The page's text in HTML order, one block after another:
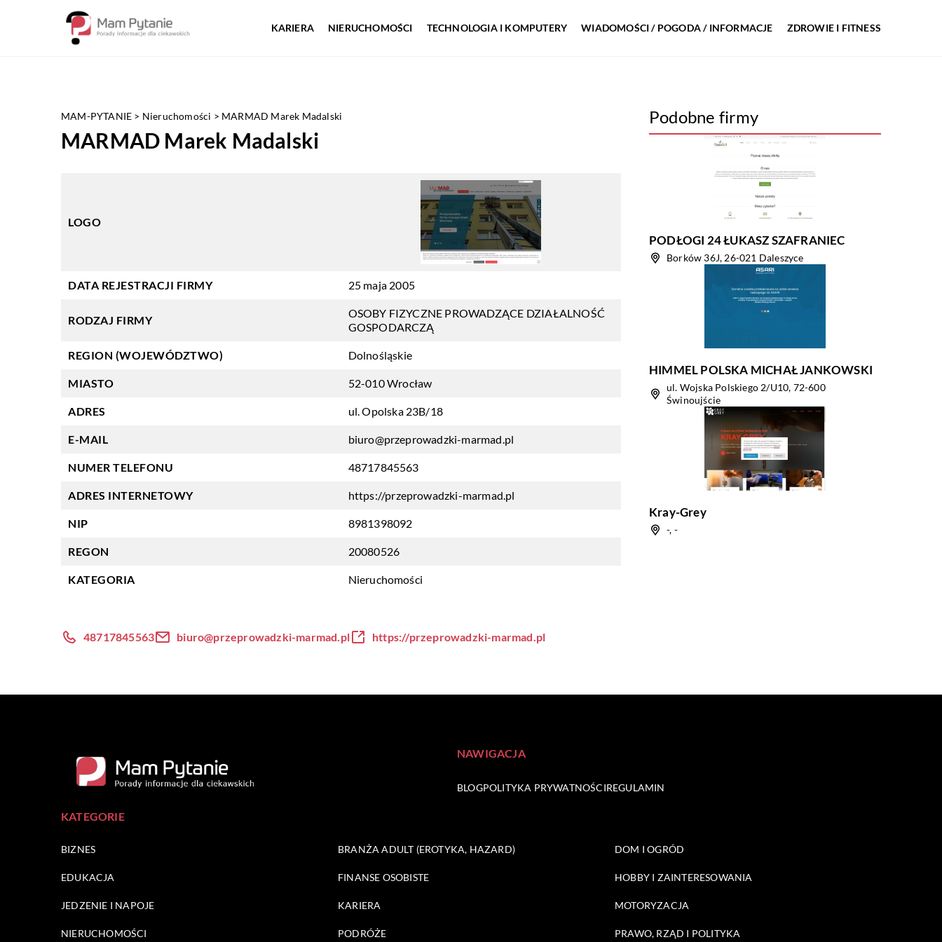
KARIERA NIERUCHOMOŚCI TECHNOLOGIA I KOMPUTERY WIADOMOŚCI / POGODA / INFORMACJE ZDROWIE I FITNESS
MAM-PYTANIE > Nieruchomości > MARMAD Marek Madalski
MARMAD Marek Madalski
LOGO
DATA REJESTRACJI FIRMY 25 maja 2005
RODZAJ FIRMY
OSOBY FIZYCZNE PROWADZĄCE DZIAŁALNOŚĆ
GOSPODARCZĄ
REGION (WOJEWÓDZTWO) Dolnośląskie
MIASTO 52-010 Wrocław
ADRES ul. Opolska 23B/18
E-MAIL biuro@przeprowadzki-marmad.pl
NUMER TELEFONU 48717845563
ADRES INTERNETOWY https://przeprowadzki-marmad.pl
NIP 8981398092
REGON 20080526
KATEGORIA Nieruchomości
Podobne firmy
PODŁOGI 24 ŁUKASZ SZAFRANIEC
Borków 36J, 26-021 Daleszyce
HIMMEL POLSKA MICHAŁ JANKOWSKI
ul. Wojska Polskiego 2/U10, 72-600
Świnoujście
Kray-Grey
-, -
48717845563 biuro@przeprowadzki-marmad.pl https://przeprowadzki-marmad.pl
NAWIGACJA
BLOGPOLITYKA PRYWATNOŚCIREGULAMIN
KATEGORIE
BIZNES BRANŻA ADULT (EROTYKA, HAZARD) DOM I OGRÓD
EDUKACJA FINANSE OSOBISTE HOBBY I ZAINTERESOWANIA
JEDZENIE I NAPOJE KARIERA MOTORYZACJA
NIERUCHOMOŚCI PODRÓŻE PRAWO, RZĄD I POLITYKA